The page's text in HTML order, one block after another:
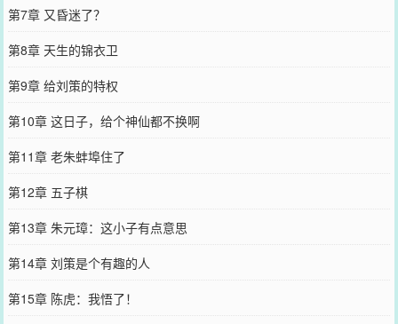
第7章 又昏迷了？
第8章 天生的锦衣卫
第9章 给刘策的特权
第10章 这日子，给个神仙都不换啊
第11章 老朱蚌埠住了
第12章 五子棋
第13章 朱元璋：这小子有点意思
第14章 刘策是个有趣的人
第15章 陈虎：我悟了！